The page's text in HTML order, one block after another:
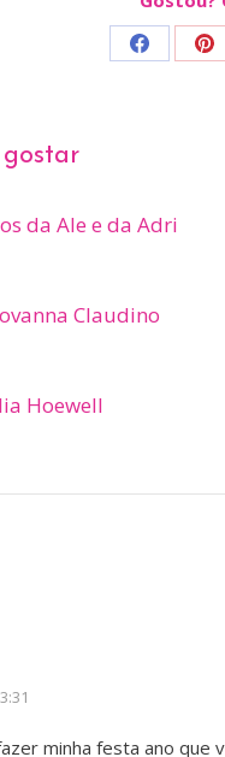
Share
da Ale e da Adri
Claudino
Hoewell
minha festa ano